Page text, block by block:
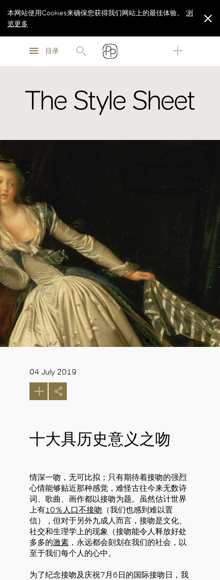
浏
目录
本网站使用Cookies来确保您获得我们网站上的最佳体验。
浏
览更多
The Style Sheet
04 July 2019
十大具历史意义之吻
情深一吻，无可比拟；只有期待着接吻的强烈
心情能够贴近那种感觉，难怪古往今来无数诗
词、歌曲、画作都以接吻为题。虽然估计世界
上有10％人口不接吻 （我们也感到难以置
信），但对于另外九成人而言，接吻是文化、
社交和生理学上的现象（接吻能令人释放好处
多多的激素 ，永远都会刻划在我们的社会，以
至于我们每个人的心中。
为了纪念接吻及庆祝7月6日的国际接吻日，我